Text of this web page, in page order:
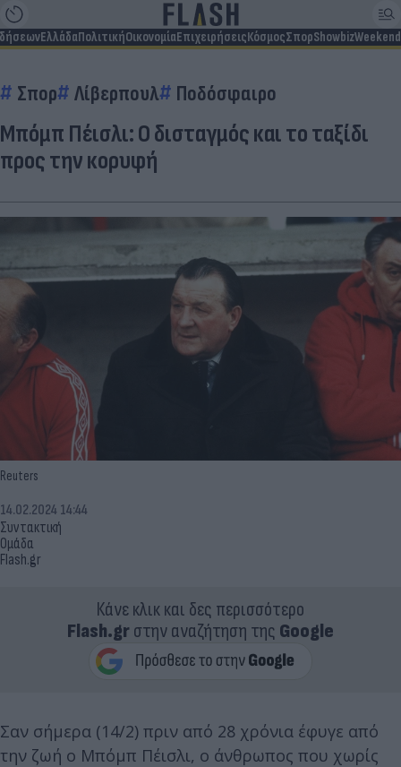
ΕλλάδαΠολιτικήΟικονομίαΕπιχειρήσειςΚόσμοςΣπορShowbizWeekend
Σπορ Λίβερπουλ Ποδόσφαιρο
Μπόμπ Πέισλι: Ο δισταγμός και το ταξίδι
προς την κορυφή
Reuters
Συντακτική
Ομάδα
Flash.gr
14.02.2024 14:44
Κάνε κλικ και δες περισσότερο
Flash.grστην αναζήτηση της Google
Σαν σήμερα (14/2) πριν από 28 χρόνια έφυγε από
την ζωή ο Μπόμπ Πέισλι, ο άνθρωπος που χωρίς